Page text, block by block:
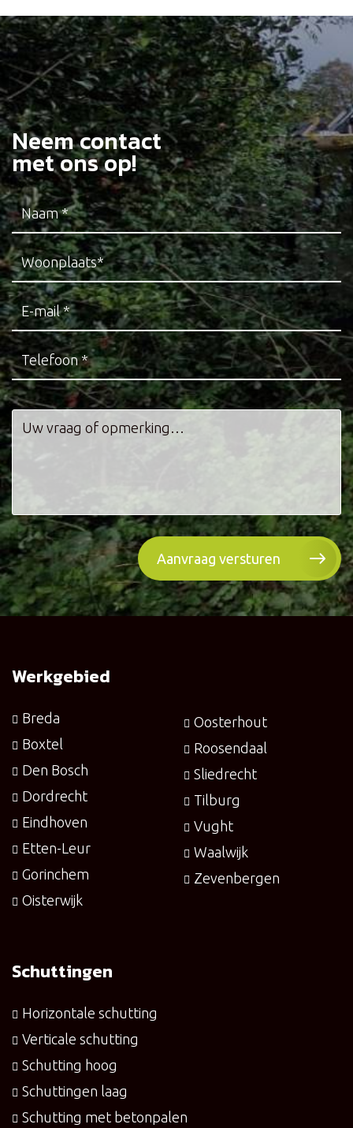
Neem contact
met ons op!
Werkgebied
Breda
Boxtel
Den Bosch
Dordrecht
Eindhoven
Etten-Leur
Gorinchem
Oisterwijk
Oosterhout
Roosendaal
Sliedrecht
Tilburg
Vught
Waalwijk
Zevenbergen
Schuttingen
Horizontale schutting
Verticale schutting
Schutting hoog
Schuttingen laag
Schutting met betonpalen